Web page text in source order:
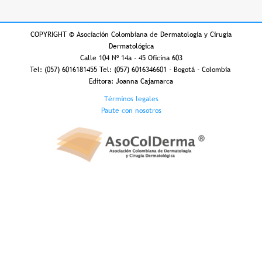
COPYRIGHT © Asociación Colombiana de Dermatología y Cirugía
Dermatológica
Calle 104 Nº 14a - 45 Oficina 603
Tel: (057) 6016181455 Tel: (057) 6016346601 - Bogotá - Colombia
Editora: Joanna Cajamarca
Términos legales
Paute con nosotros